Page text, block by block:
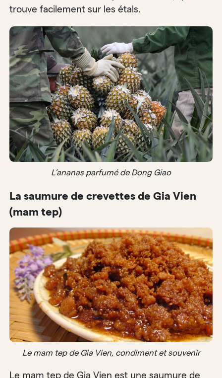
trouve facilement sur les étals.
L’ananas parfumé de Dong Giao
La saumure de crevettes de Gia Vien
(mam tep)
Le mam tep de Gia Vien, condiment et souvenir
Le mam tep de Gia Vien est une saumure de